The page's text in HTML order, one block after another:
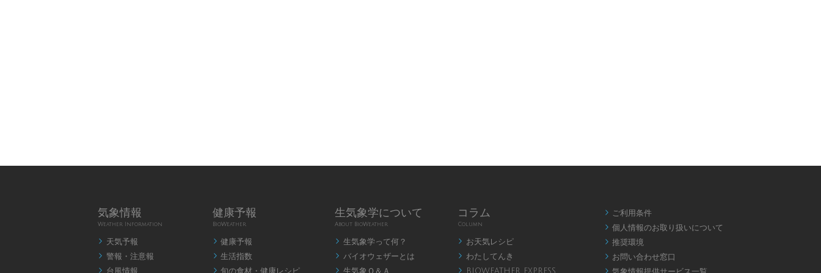
気象情報
Weather Information
 天気予報
 警報・注意報
 台風情報
健康予報
BioWeather
 健康予報
 生活指数
 旬の食材・健康レシピ
生気象学について
About BioWeather
 生気象学って何？
 バイオウェザーとは
 生気象Ｑ＆Ａ
コラム
Column
 お天気レシピ
 わたしてんき
 BIOWEATHER EXPRESS
 ご利用条件
 個人情報のお取り扱いについて
 推奨環境
 お問い合わせ窓口
